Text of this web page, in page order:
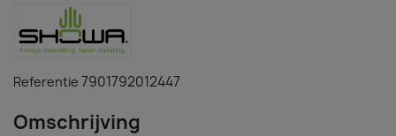
Referentie 7901792012447
Omschrijving